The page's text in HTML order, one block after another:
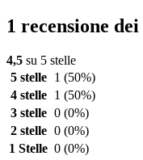
1 recensione
4,5 su 5 stelle
5 stelle
1 (50%)
4 stelle
1 (50%)
3 stelle 0 (0%)
2 stelle 0 (0%)
1 Stelle 0 (0%)